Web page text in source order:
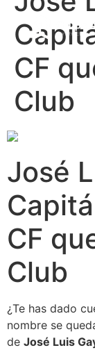
CF
Club
José
CF
Club
¿Te has dado
nombre se
de José Luis